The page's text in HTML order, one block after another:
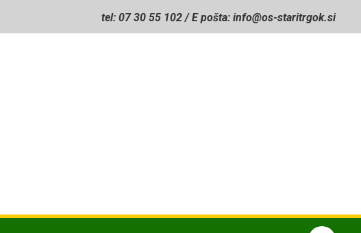
tel: 07 30 55 102 / E pošta: info@os-staritrgok.si